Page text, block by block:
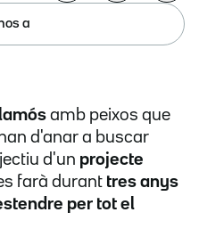
a
amb peixos que
d'anar a buscar
d'un projecte
farà durant tres anys
per tot el